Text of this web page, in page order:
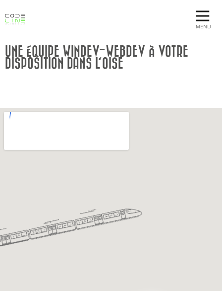
MENU
UNE ÉQUIPE WINDEV-WEBDEV À VOTRE
DISPOSITION DANS L'OISE